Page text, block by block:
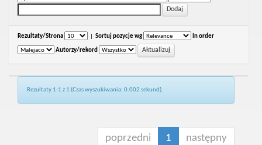
Rezultaty/Strona Sortuj pozycje wg In order
Autorzy/rekord
Rezultaty 1-1 z 1 (Czas wyszukiwania: 0.002 sekund).
poprzedni 1 następny